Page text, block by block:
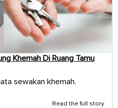
Khemah Di Ruang Tamu
sewakan khemah.
Read the full story